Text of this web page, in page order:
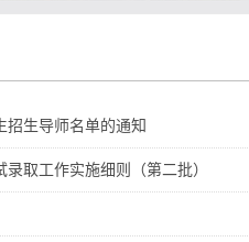
生导师名单的通知
取工作实施细则（第二批）